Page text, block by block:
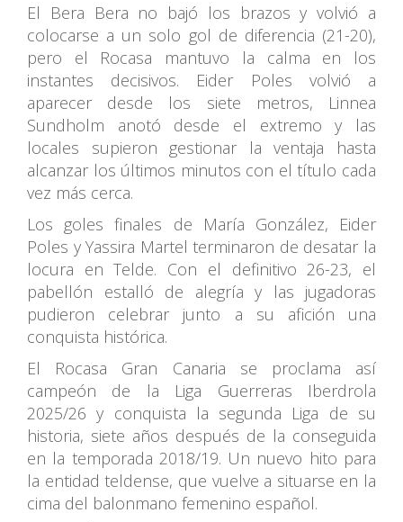
El Bera Bera no bajó los brazos y volvió a
colocarse a un solo gol de diferencia (21-20),
pero el Rocasa mantuvo la calma en los
instantes decisivos. Eider Poles volvió a
aparecer desde los siete metros, Linnea
Sundholm anotó desde el extremo y las
locales supieron gestionar la ventaja hasta
alcanzar los últimos minutos con el título cada
vez más cerca.
Los goles finales de María González, Eider
Poles y Yassira Martel terminaron de desatar la
locura en Telde. Con el definitivo 26-23, el
pabellón estalló de alegría y las jugadoras
pudieron celebrar junto a su afición una
conquista histórica.
El Rocasa Gran Canaria se proclama así
campeón de la Liga Guerreras Iberdrola
2025/26 y conquista la segunda Liga de su
historia, siete años después de la conseguida
en la temporada 2018/19. Un nuevo hito para
la entidad teldense, que vuelve a situarse en la
cima del balonmano femenino español.